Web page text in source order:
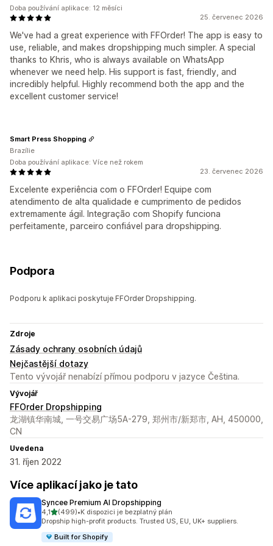
25. červenec 2026
We've had a great experience with FFOrder! The app is easy to
use, reliable, and makes dropshipping much simpler. A special
thanks to Khris, who is always available on WhatsApp
whenever we need help. His support is fast, friendly, and
incredibly helpful. Highly recommend both the app and the
excellent customer service!
Doba používání aplikace: 12 měsíci
23. červenec 2026
Excelente experiência com o FFOrder! Equipe com
atendimento de alta qualidade e cumprimento de pedidos
extremamente ágil. Integração com Shopify funciona
perfeitamente, parceiro confiável para dropshipping.
Smart Press Shopping
Brazílie
Doba používání aplikace: Více než rokem
Podpora
Podporu k aplikaci poskytuje FFOrder Dropshipping.
Zdroje
Zásady ochrany osobních údajů
Nejčastější dotazy
Tento vývojář nenabízí přímou podporu v jazyce Čeština.
Vývojář
FFOrder Dropshipping
龙湖镇华南城, 一号交易广场5A-279, 郑州市/新郑市, AH, 450000,
CN
Uvedena
31. říjen 2022
Více aplikací jako je tato
Syncee Premium AI Dropshipping
4,1z 5 hvězd
(499)
Celkový počet recenzí: 499
•K dispozici je bezplatný plán
Dropship high-profit products. Trusted US, EU, UK+ suppliers.
Built for Shopify